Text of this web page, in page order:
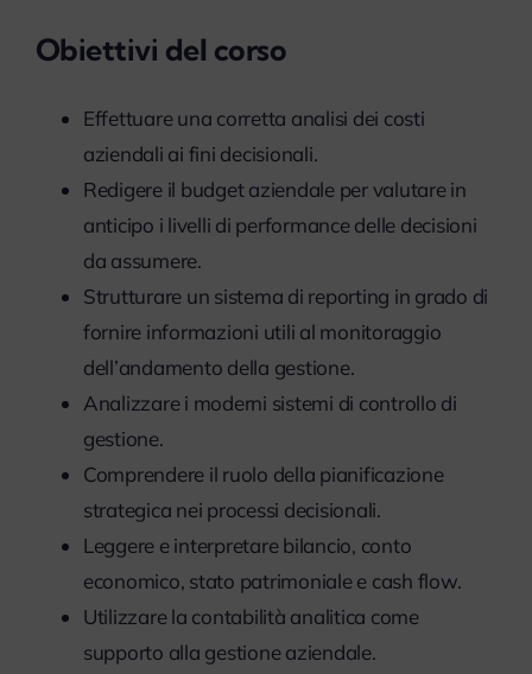
Obiettivi del corso
Effettuare una corretta analisi dei costi
aziendali ai fini decisionali.
Redigere il budget aziendale per valutare in
anticipo i livelli di performance delle decisioni
da assumere.
Strutturare un sistema di reporting in grado di
fornire informazioni utili al monitoraggio
dell’andamento della gestione.
Analizzare i moderni sistemi di controllo di
gestione.
Comprendere il ruolo della pianificazione
strategica nei processi decisionali.
Leggere e interpretare bilancio, conto
economico, stato patrimoniale e cash flow.
Utilizzare la contabilità analitica come
supporto alla gestione aziendale.